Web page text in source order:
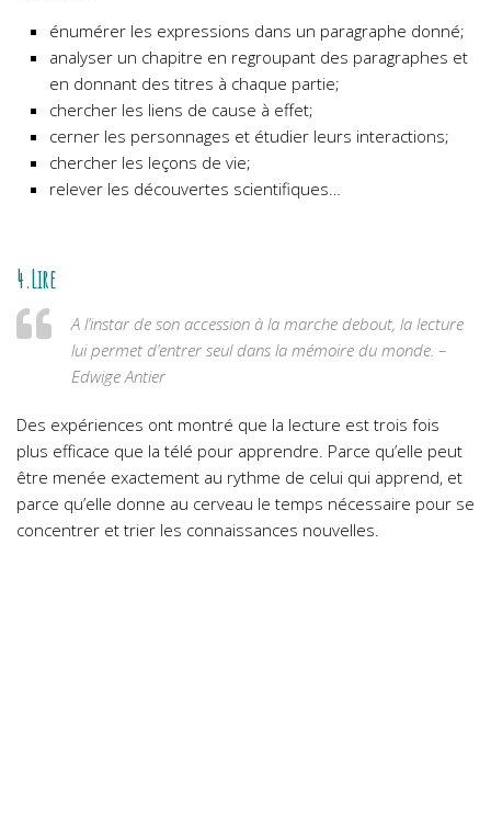
énumérer les expressions dans un paragraphe donné;
analyser un chapitre en regroupant des paragraphes et
en donnant des titres à chaque partie;
chercher les liens de cause à effet;
cerner les personnages et étudier leurs interactions;
chercher les leçons de vie;
relever les découvertes scientifiques…
4.Lire
A l’instar de son accession à la marche debout, la lecture
lui permet d’entrer seul dans la mémoire du monde. –
Edwige Antier
Des expériences ont montré que la lecture est trois fois
plus efficace que la télé pour apprendre. Parce qu’elle peut
être menée exactement au rythme de celui qui apprend, et
parce qu’elle donne au cerveau le temps nécessaire pour se
concentrer et trier les connaissances nouvelles.